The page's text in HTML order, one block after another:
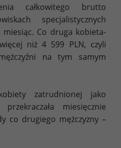
całkowitego brutto
specjalistycznych
miesiąc. Co druga kobieta-
niż 4 599 PLN, czyli
na tym samym
zatrudnionej jako
miesięcznie
co drugiego mężczyzny –